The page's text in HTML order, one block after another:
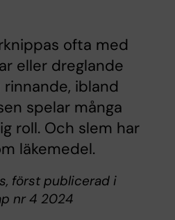
ofta med
eller dreglande
ibland
spelar många
roll. Och slem har
läkemedel.
först publicerad i
nr 4 2024